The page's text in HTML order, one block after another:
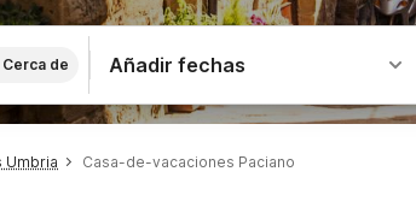
Cerca de Añadir fechas
Umbria Casa-de-vacaciones Paciano